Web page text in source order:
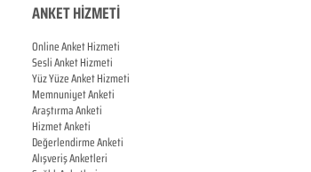
ANKET HİZMETİ
Online Anket Hizmeti
Sesli Anket Hizmeti
Yüz Yüze Anket Hizmeti
Memnuniyet Anketi
Araştırma Anketi
Hizmet Anketi
Değerlendirme Anketi
Alışveriş Anketleri